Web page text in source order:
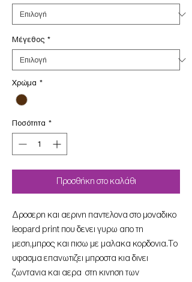
Μέγεθος *
Χρώμα *
Ποσότητα *
Προσθήκη στο καλάθι
Δροσερη και αερινη παντελονα στο μοναδικο
leopard print που δενει γυρω απο τη
μεση,μπρος και πισω με μαλακα κορδονια.Το
υφασμα επανωτιζει μπροστα κια δινει
ζωντανια και αερα στη κινηση των